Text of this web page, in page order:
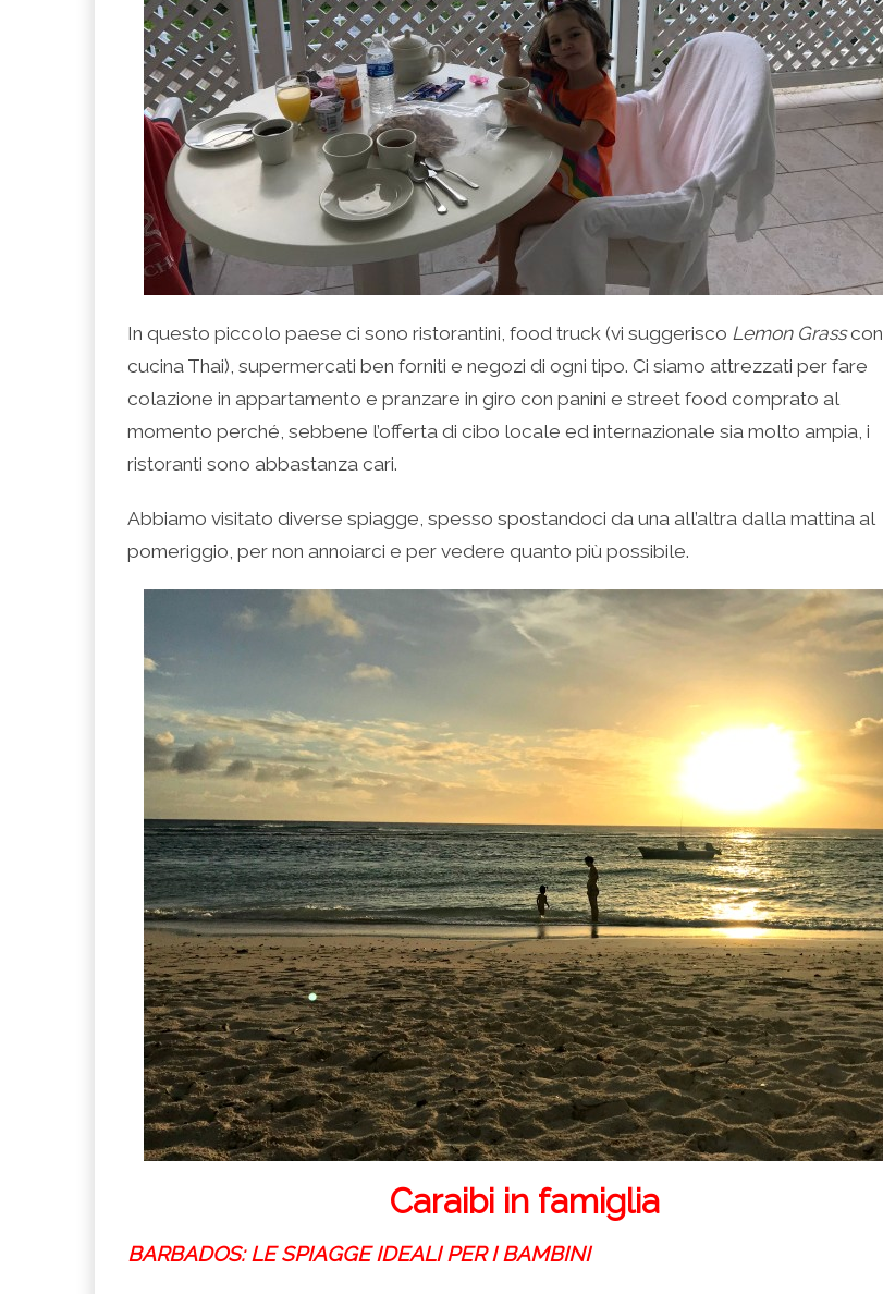
In questo piccolo paese ci sono ristorantini, food truck (vi suggerisco Lemon Grasscon
cucina Thai), supermercati ben forniti e negozi di ogni tipo. Ci siamo attrezzati per fare
colazione in appartamento e pranzare in giro con panini e street food comprato al
momento perché, sebbene l’offerta di cibo locale ed internazionale sia molto ampia, i
ristoranti sono abbastanza cari.
Abbiamo visitato diverse spiagge, spesso spostandoci da una all’altra dalla mattina al
pomeriggio, per non annoiarci e per vedere quanto più possibile.
Caraibi in famiglia
BARBADOS: LE SPIAGGE IDEALI PER I BAMBINI